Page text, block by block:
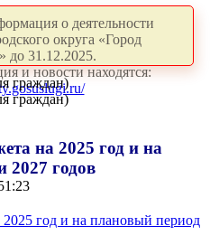
о деятельности
округа «Город
до 31.12.2025.
и новости находятся:
граждан)
граждан)
на 2025 год и на
2027 годов
год и на плановый период